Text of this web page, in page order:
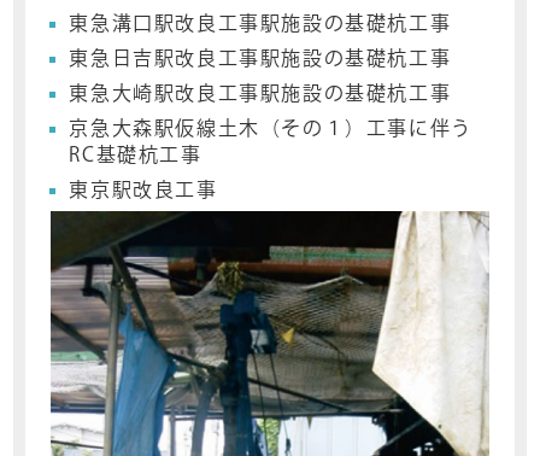
東急溝口駅改良工事駅施設の基礎杭工事
東急日吉駅改良工事駅施設の基礎杭工事
東急大崎駅改良工事駅施設の基礎杭工事
京急大森駅仮線土木（その１）工事に伴う
RC基礎杭工事
東京駅改良工事